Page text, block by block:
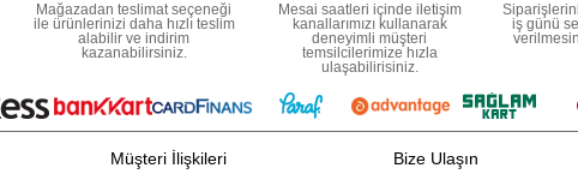
Mağazadan teslimat seçeneği
ile ürünlerinizi daha hızlı teslim
alabilir ve indirim
kazanabilirsiniz.
Mesai saatleri içinde iletişim
kanallarımızı kullanarak
deneyimli müşteri
temsilcilerimize hızla
ulaşabilirisiniz.
iş günü
Müşteri İlişkileri Bize Ulaşın